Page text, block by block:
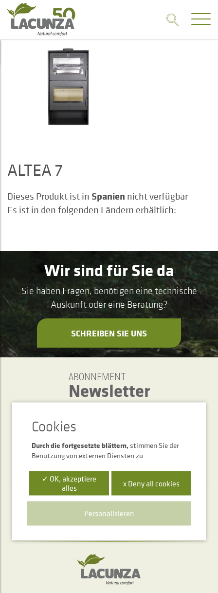
ALTEA 7
Dieses Produkt ist in Spanien nicht verfügbar
Es ist in den folgenden Ländern erhältlich:
Wir sind für Sie da
Sie haben Fragen, benötigen eine technische
Auskunft oder eine Beratung?
SCHREIBEN SIE UNS
ABONNEMENT
Newsletter
+34 948 563 511
Durch die fortgesetzte blättern, stimmen Sie der
Benutzung von externen Diensten zu
✓ OK, akzeptiere
alles
x Deny all cookies
Personalisieren